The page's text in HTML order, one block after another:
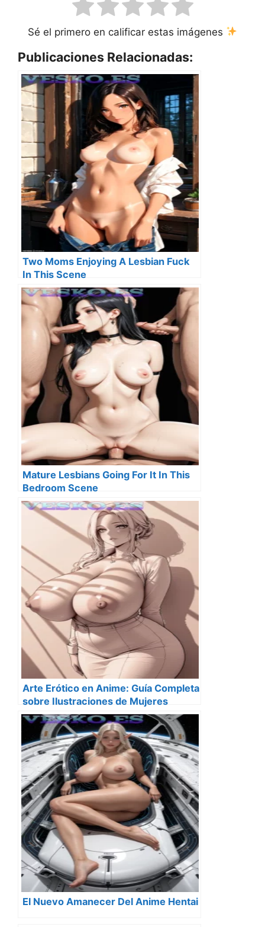
Sé el primero en calificar estas imágenes
Publicaciones Relacionadas:
Two Moms Enjoying A Lesbian Fuck
In This Scene
Mature Lesbians Going For It In This
Bedroom Scene
Arte Erótico en Anime: Guía Completa
sobre Ilustraciones de Mujeres
Desnudas Estilo Anime
El Nuevo Amanecer Del Anime Hentai